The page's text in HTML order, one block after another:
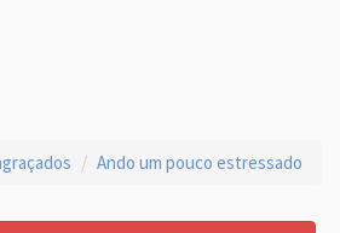
Ando um pouco estressado